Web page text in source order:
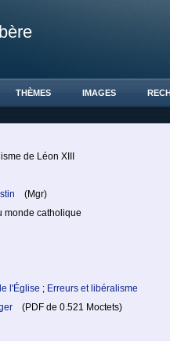
THÈMES IMAGES
de Léon XIII
(Mgr)
monde catholique
l'Église ; Erreurs et libéralisme
(PDF de 0.521 Moctets)